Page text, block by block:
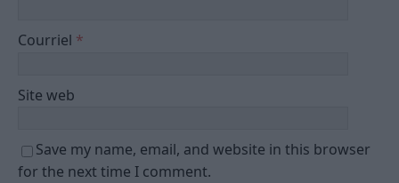
Courriel *
Site web
Save my name, email, and website in this browser
for the next time I comment.